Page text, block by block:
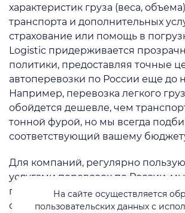
характеристик груза (веса,
транспорта и дополнительных
страхование или помощь в
Logistic придерживается
политики, предоставляя точные
автоперевозки по России еще до
Например, перевозка легкого
обойдется дешевле, чем
тонной фурой, но мы всегда
соответствующий вашему
Для компаний, регулярно
услугами перевозок по России,
гибкие условия. После первого
сотрудничества постоянные
На сайте осуществляется
пользовательских данных с